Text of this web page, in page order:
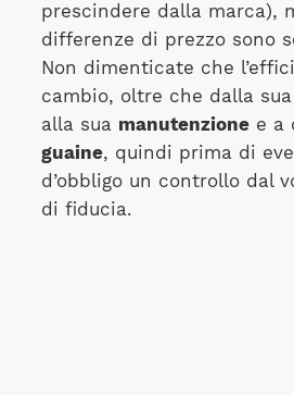
prescindere dalla marca),
differenze di prezzo sono
Non dimenticate che
cambio, oltre che dalla
alla sua manutenzionee a
guaine, quindi prima di
d’obbligo un controllo dal
di fiducia.